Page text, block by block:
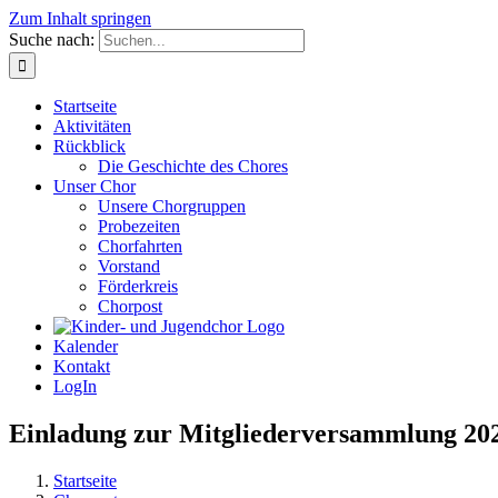
Zum Inhalt springen
Suche nach:
Startseite
Aktivitäten
Rückblick
Die Geschichte des Chores
Unser Chor
Unsere Chorgruppen
Probezeiten
Chorfahrten
Vorstand
Förderkreis
Chorpost
Kalender
Kontakt
LogIn
Einladung zur Mitgliederversammlung
Startseite